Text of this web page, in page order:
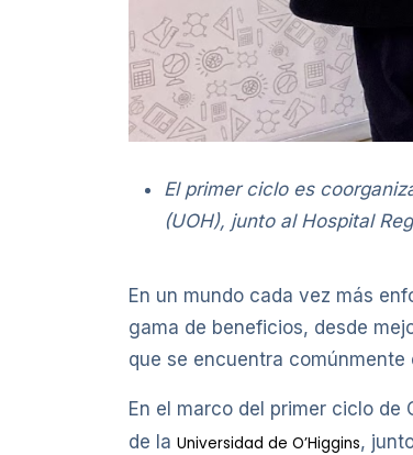
El primer ciclo es
(UOH), junto al Hospital
En un mundo cada vez más
gama de beneficios, desde
que se encuentra
En el marco del primer ciclo
de la Universidad de O’Higgins,